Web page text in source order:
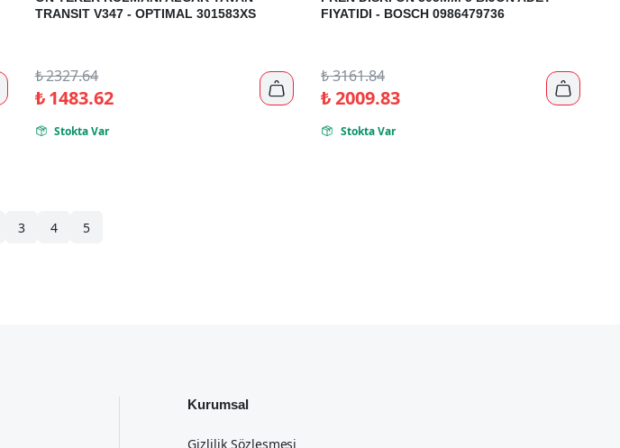
TRANSIT V347 - OPTIMAL 301583XS
₺2327.64
₺1483.62 
 Stokta Var
FIYATIDI - BOSCH 0986479736
₺3161.84
₺2009.83 
 Stokta Var
3 4 5
Kurumsal
Gizlilik Sözleşmesi